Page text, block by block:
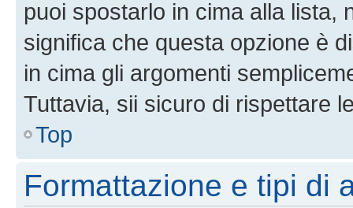
puoi spostarlo in cima alla lista,
significa che questa opzione è
in cima gli argomenti
Tuttavia, sii sicuro di rispettare
Top
Formattazione e tipi di